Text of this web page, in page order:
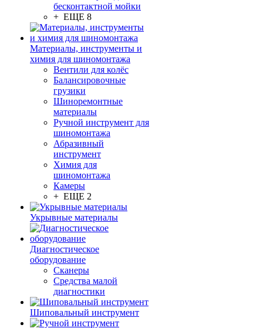
бесконтактной мойки
+ ЕЩЕ 8
Материалы, инструменты и
химия для шиномонтажа
Вентили для колёс
Балансировочные
грузики
Шиноремонтные
материалы
Ручной инструмент для
шиномонтажа
Абразивный
инструмент
Химия для
шиномонтажа
Камеры
+ ЕЩЕ 2
Укрывные материалы
Диагностическое
оборудование
Сканеры
Средства малой
диагностики
Шиповальный инструмент